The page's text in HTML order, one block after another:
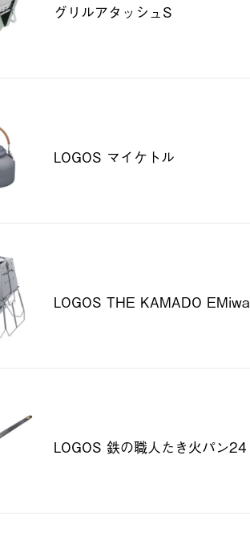
グリルアタッシュS
LOGOS マイケトル
LOGOS THE KAMADO EMiwa
LOGOS 鉄の職人たき火パン24